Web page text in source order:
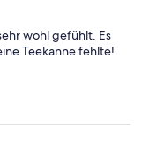
wohl gefühlt. Es
Teekanne fehlte!